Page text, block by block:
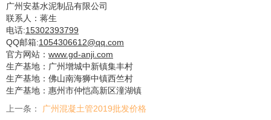
广州安基水泥制品有限公司
联系人：蒋生
电话:15302393799
QQ邮箱:1054306612@qq.com
官方网站： www.gd-anji.com
生产基地：广州增城中新镇集丰村
生产基地：佛山南海狮中镇西竺村
生产基地：惠州市仲恺高新区潼湖镇
上一条：
广州混凝土管2019批发价格